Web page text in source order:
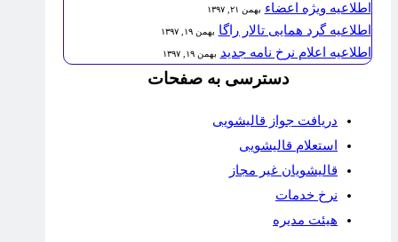
اطلاعیه ویژه اعضاء بهمن ۲۱, ۱۳۹۷
اطلاعیه گرد همایی تالار راگا بهمن ۱۹, ۱۳۹۷
اطلاعیه اعلام نرخ نامه جدید بهمن ۱۹, ۱۳۹۷
دسترسی به صفحات
دریافت جواز قالیشویی
استعلام قالیشویی
قالیشویان غیر مجاز
نرخ خدمات
هیئت مدیره